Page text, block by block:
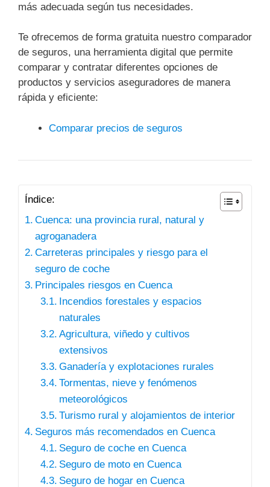
más adecuada según tus necesidades.
Te ofrecemos de forma gratuita nuestro comparador
de seguros, una herramienta digital que permite
comparar y contratar diferentes opciones de
productos y servicios aseguradores de manera
rápida y eficiente:
Comparar precios de seguros
Índice:
Cuenca: una provincia rural, natural y
agroganadera
Carreteras principales y riesgo para el
seguro de coche
Principales riesgos en Cuenca
Incendios forestales y espacios
naturales
Agricultura, viñedo y cultivos
extensivos
Ganadería y explotaciones rurales
Tormentas, nieve y fenómenos
meteorológicos
Turismo rural y alojamientos de interior
Seguros más recomendados en Cuenca
Seguro de coche en Cuenca
Seguro de moto en Cuenca
Seguro de hogar en Cuenca